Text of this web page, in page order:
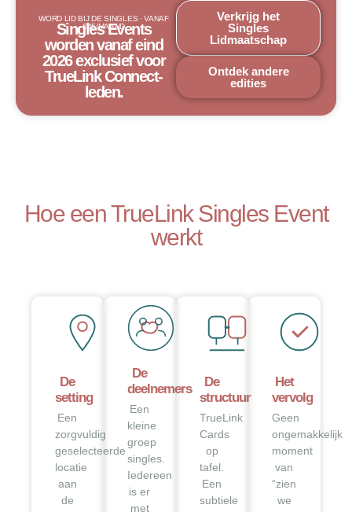
WORD LID BIJ DE SINGLES · VANAF
€45/MAAND
Singles Events
worden vanaf eind
2026 exclusief voor
TrueLink Connect-
leden.
Verkrijg het
Singles
Lidmaatschap
Ontdek andere
edities
Hoe een TrueLink Singles Event
werkt
De
setting
Een
zorgvuldig
geselecteerde
locatie
aan
de
De
deelnemers
Een
kleine
groep
singles.
Iedereen
is er
met
De
structuur
TrueLink
Cards
op
tafel.
Een
subtiele
Het
vervolg
Geen
ongemakkelijk
moment
van
“zien
we